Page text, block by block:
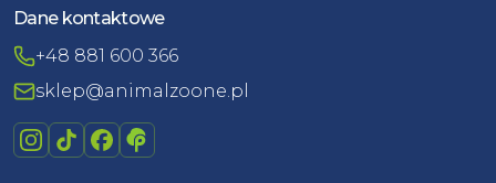
Dane kontaktowe
+48 881 600 366
sklep@animalzoone.pl